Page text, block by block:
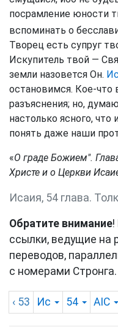
посрамление юности
вспоминать о
Творец есть супруг
Искупитель твой —
земли назовется Он.
остановимся. Кое-что
разъяснения; но,
настолько ясного,
понять даже наши
«О граде Божием".
Христе и о Церкви
Исаия, 54 глава.
Обратите внимание
ссылки, ведущие на
переводов,
с номерами
‹ 53 Ис 54 AIC